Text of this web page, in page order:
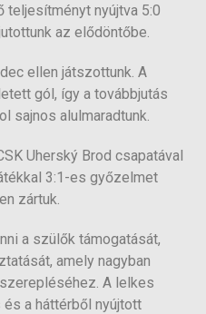
teljesítményt nyújtva 5:0
az elődöntőbe.
ellen játszottunk. A
gól, így a továbbjutás
sajnos alulmaradtunk.
Uherský Brod csapatával
3:1-es győzelmet
zártuk.
a szülők támogatását,
amely nagyban
A lelkes
a háttérből nyújtott